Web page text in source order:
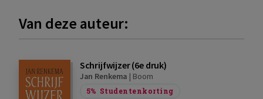
Van deze auteur:
Schrijfwijzer (6e druk)
Jan Renkema | Boom
5% Studentenkorting